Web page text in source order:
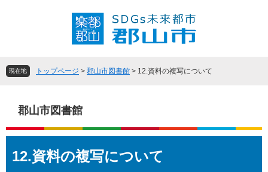
頭
飛
文
現在地 トップページ > 郡山市図書館 > 12.資料の複写について
郡山市図書館
文12.資料の複写について